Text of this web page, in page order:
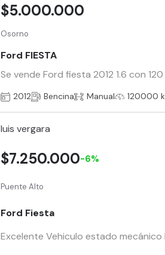
Osorno
Ford FIESTA
Se vende Ford fiesta 2012 1.6 con
$5.000.000
2012 Bencina Manual 120000
luis vergara
Puente Alto
Ford Fiesta
Excelente Vehiculo estado
$7.250.000-6%